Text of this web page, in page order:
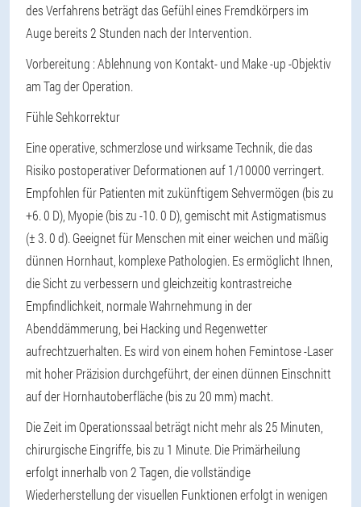
des Verfahrens beträgt das Gefühl eines Fremdkörpers im
Auge bereits 2 Stunden nach der Intervention.
Vorbereitung : Ablehnung von Kontakt- und Make -up -Objektiv
am Tag der Operation.
Fühle Sehkorrektur
Eine operative, schmerzlose und wirksame Technik, die das
Risiko postoperativer Deformationen auf 1/10000 verringert.
Empfohlen für Patienten mit zukünftigem Sehvermögen (bis zu
+6. 0 D), Myopie (bis zu -10. 0 D), gemischt mit Astigmatismus
(± 3. 0 d). Geeignet für Menschen mit einer weichen und mäßig
dünnen Hornhaut, komplexe Pathologien. Es ermöglicht Ihnen,
die Sicht zu verbessern und gleichzeitig kontrastreiche
Empfindlichkeit, normale Wahrnehmung in der
Abenddämmerung, bei Hacking und Regenwetter
aufrechtzuerhalten. Es wird von einem hohen Femintose -Laser
mit hoher Präzision durchgeführt, der einen dünnen Einschnitt
auf der Hornhautoberfläche (bis zu 20 mm) macht.
Die Zeit im Operationssaal beträgt nicht mehr als 25 Minuten,
chirurgische Eingriffe, bis zu 1 Minute. Die Primärheilung
erfolgt innerhalb von 2 Tagen, die vollständige
Wiederherstellung der visuellen Funktionen erfolgt in wenigen